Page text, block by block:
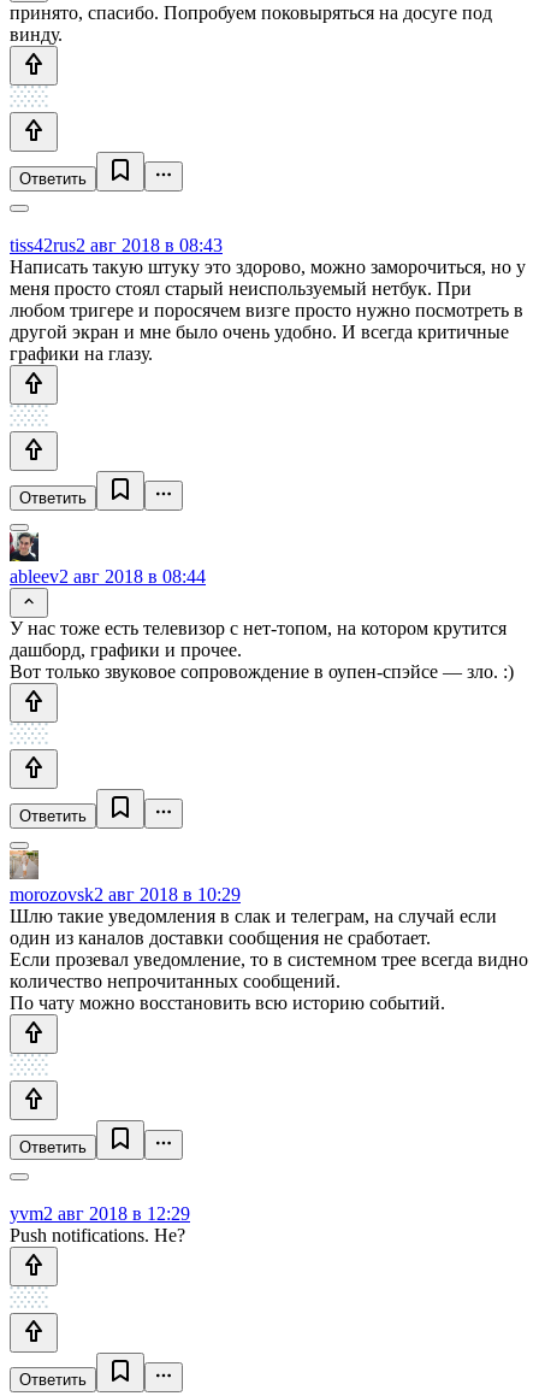
принято, спасибо. Попробуем поковыряться на досуге под
винду.
Ответить
tiss42rus2 авг 2018 в 08:43
Написать такую штуку это здорово, можно заморочиться, но у
меня просто стоял старый неиспользуемый нетбук. При
любом тригере и поросячем визге просто нужно посмотреть в
другой экран и мне было очень удобно. И всегда критичные
графики на глазу.
Ответить
ableev2 авг 2018 в 08:44
У нас тоже есть телевизор с нет-топом, на котором крутится
дашборд, графики и прочее.
Вот только звуковое сопровождение в оупен-спэйсе — зло. :)
Ответить
morozovsk2 авг 2018 в 10:29
Шлю такие уведомления в слак и телеграм, на случай если
один из каналов доставки сообщения не сработает.
Если прозевал уведомление, то в системном трее всегда видно
количество непрочитанных сообщений.
По чату можно восстановить всю историю событий.
Ответить
yvm2 авг 2018 в 12:29
Push notifications. Не?
Ответить